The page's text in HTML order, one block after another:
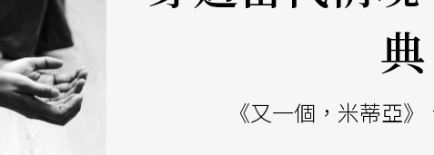
典
《又一個，米蒂亞》